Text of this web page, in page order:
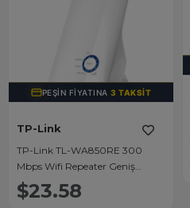
PEŞIN FIYATINA3 TAKSIT
TP-Link
TP-Link TL-WA850RE 300
Mbps Wifi Repeater Geniş
Menzil
$23.58